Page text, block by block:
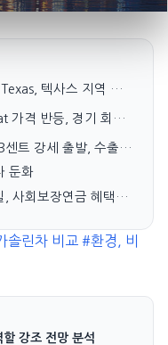
텍사스 지역 기업
가격 반등, 경기 회복
트 강세 출발, 수출 감
주목
둔화
, 사회보장연금 혜택자
솔린차 비교 #환경, 비
강조 전망 분석